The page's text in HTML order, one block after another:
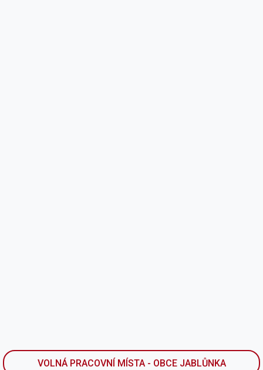
VOLNÁ PRACOVNÍ MÍSTA - OBCE JABLŮNKA